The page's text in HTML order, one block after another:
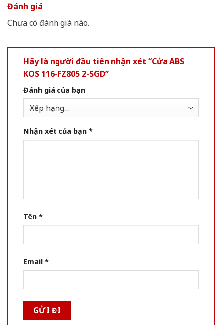
Đánh giá
Chưa có đánh giá nào.
Hãy là người đầu tiên nhận xét “Cửa ABS
KOS 116-FZ805 2-SGD”
Đánh giá của bạn
Nhận xét của bạn *
Tên *
Email *